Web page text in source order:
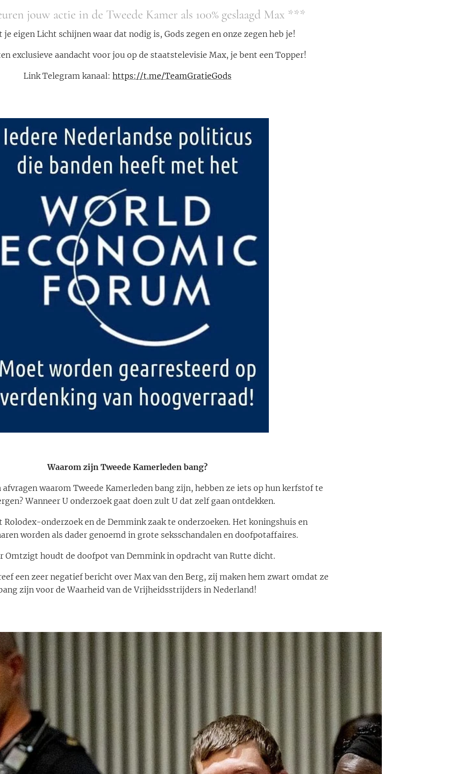
jouw actie in de Tweede Kamer als 100% geslaagd Max ***
je eigen Licht schijnen waar dat nodig is, Gods zegen en onze zegen heb je!
exclusieve aandacht voor jou op de staatstelevisie Max, je bent een Topper!
Link Telegram kanaal: https://t.me/TeamGratieGods
Waarom zijn Tweede Kamerleden bang?
afvragen waarom Tweede Kamerleden bang zijn, hebben ze iets op hun kerfstof te
Wanneer U onderzoek gaat doen zult U dat zelf gaan ontdekken.
Rolodex-onderzoek en de Demmink zaak te onderzoeken. Het koningshuis en
worden als dader genoemd in grote seksschandalen en doofpotaffaires.
Omtzigt houdt de doofpot van Demmink in opdracht van Rutte dicht.
een zeer negatief bericht over Max van den Berg, zij maken hem zwart omdat ze
zijn voor de Waarheid van de Vrijheidsstrijders in Nederland!